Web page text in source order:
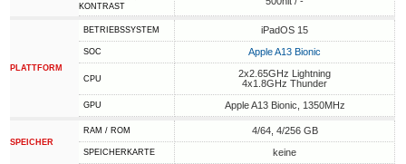
KONTRAST
PLATTFORM
BETRIEBSSYSTEM iPadOS 15
SOC Apple A13 Bionic
CPU
2x2.65GHz Lightning
4x1.8GHz Thunder
GPU Apple A13 Bionic, 1350MHz
SPEICHER
RAM / ROM 4/64, 4/256 GB
SPEICHERKARTE keine